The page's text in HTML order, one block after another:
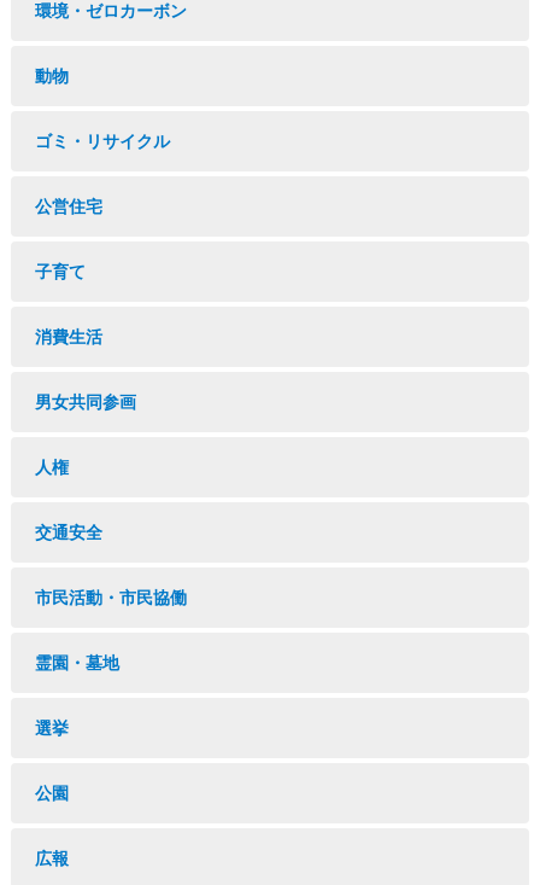
環境・ゼロカーボン
動物
ゴミ・リサイクル
公営住宅
子育て
消費生活
男女共同参画
人権
交通安全
市民活動・市民協働
霊園・墓地
選挙
公園
広報